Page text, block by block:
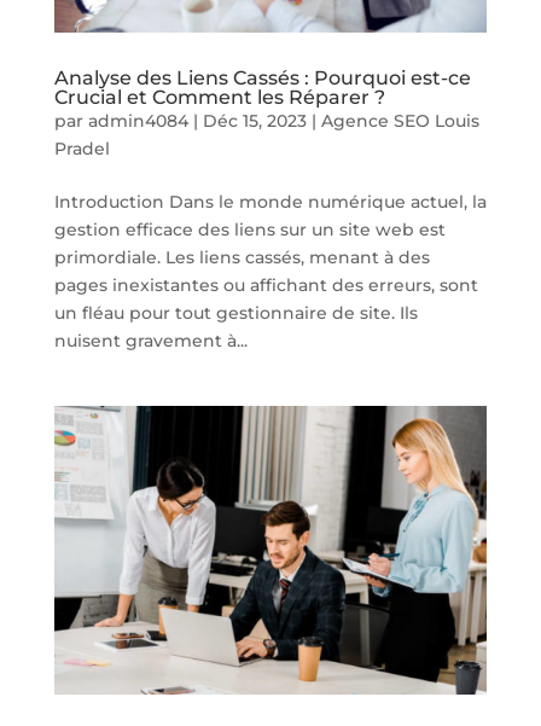
Analyse des Liens Cassés : Pourquoi est-ce
Crucial et Comment les Réparer ?
par admin4084| Déc 15, 2023| Agence SEO Louis
Pradel
Introduction Dans le monde numérique actuel, la
gestion efficace des liens sur un site web est
primordiale. Les liens cassés, menant à des
pages inexistantes ou affichant des erreurs, sont
un fléau pour tout gestionnaire de site. Ils
nuisent gravement à...